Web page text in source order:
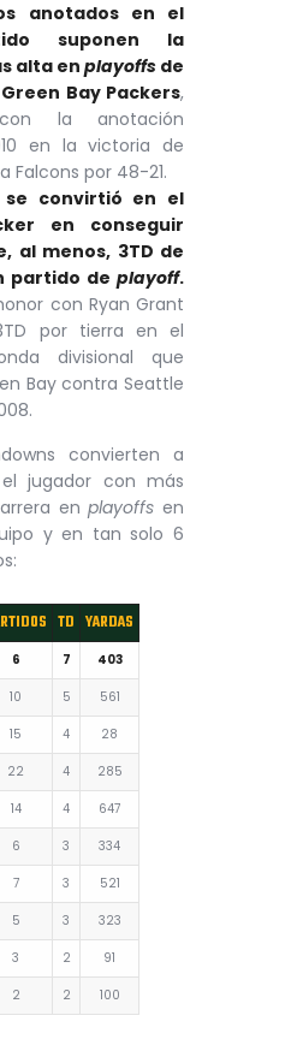
anotados en el
suponen la
alta en playoffs de
Bay Packers,
la anotación
en la victoria de
Falcons por 48-21.
se convirtió en el
en conseguir
al menos, 3TD de
partido de playoff.
con Ryan Grant
por tierra en el
divisional que
Bay contra Seattle
convierten a
jugador con más
enplayoffs en
y en tan solo 6
TD YARDAS
6 7 403
10 5 561
15 4 28
22 4 285
14 4 647
6 3 334
7 3 521
5 3 323
3 2 91
2 2 100